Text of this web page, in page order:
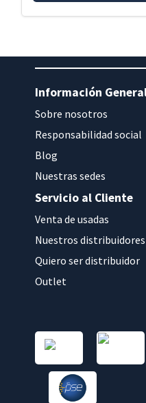
Información
Sobre nosotros
Responsabilidad social
Blog
Nuestras sedes
Servicio al Cliente
Venta de usadas
Nuestros distribuidores
Quiero ser distribuidor
Outlet